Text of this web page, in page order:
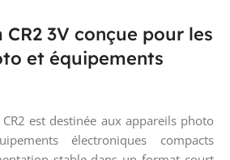
3V conçue pour les
et équipements
est destinée aux appareils photo
électroniques compacts